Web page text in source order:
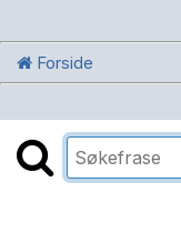
Forside